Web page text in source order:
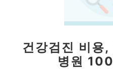
건강검진 비용
병원